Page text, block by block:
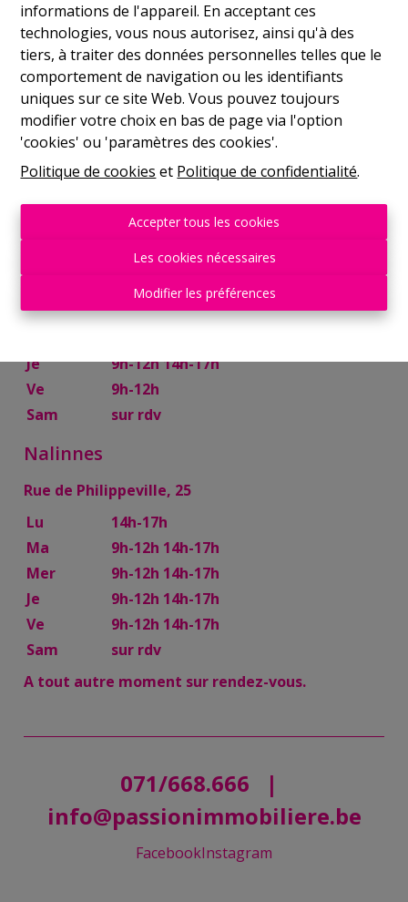
informations de l'appareil. En acceptant ces
technologies, vous nous autorisez, ainsi qu'à des
tiers, à traiter des données personnelles telles que le
comportement de navigation ou les identifiants
uniques sur ce site Web. Vous pouvez toujours
modifier votre choix en bas de page via l'option
'cookies' ou 'paramètres des cookies'.
Politique de cookies et Politique de confidentialité.
Accepter tous les cookies
Les cookies nécessaires
Modifier les préférences
Rue de France, 37
Lu
14h-17h
Ma
9h-12h 14h-17h
Mer
9h-12h 14h-17h
Je
9h-12h 14h-17h
Ve
9h-12h
Sam
10h-13h
14h-17h
Ma
9h-12h 14h-17h
Je
9h-12h 14h-17h
Ve
9h-12h
Sam
sur rdv
Nalinnes
Rue de Philippeville, 25
Lu
14h-17h
Ma
9h-12h 14h-17h
Mer
9h-12h 14h-17h
Je
9h-12h 14h-17h
Ve
9h-12h 14h-17h
Sam
sur rdv
A tout autre moment sur rendez-vous.
071/668.666
|
info@passionimmobiliere.be
FacebookInstagram